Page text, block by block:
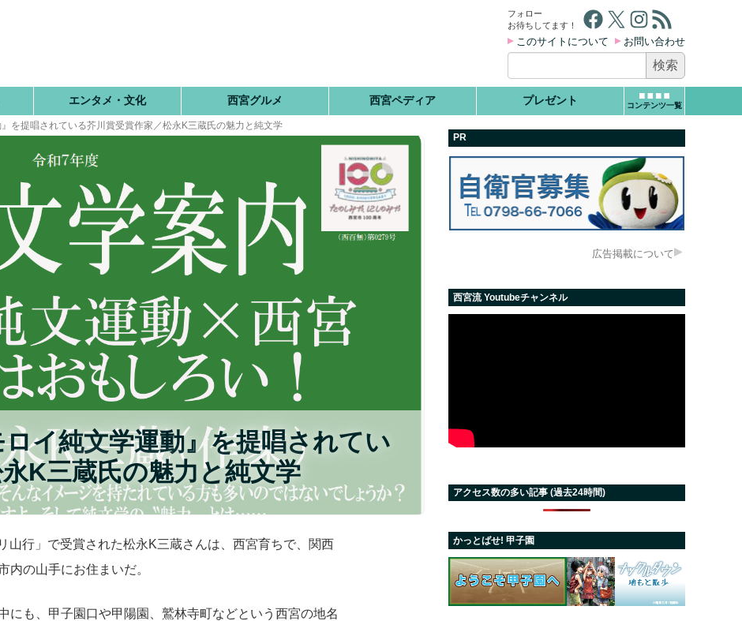
エンタメ・文化 西宮グルメ 西宮ペディア プレゼント コンテンツ一覧
フォロー
お待ちしてます！
Facebook X Instagram RSS フィード
このサイトについて お問い合わせ
索:
を提唱されている芥川賞受賞作家／松永K三蔵氏の魅力と純文学
イ純文学運動』を提唱されてい
K三蔵氏の魅力と純文学
山行」で受賞された松永K三蔵さんは、西宮育ちで、関西
内の山手にお住まいだ。
にも、甲子園口や甲陽園、鷲林寺町などという西宮の地名
PR
広告掲載について
西宮流 Youtubeチャンネル
アクセス数の多い記事 (過去24時間)
かっとばせ! 甲子園